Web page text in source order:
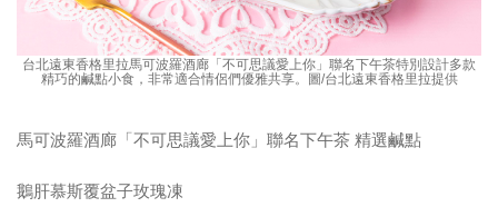
台北遠東香格里拉馬可波羅酒廊「不可思議愛上你」聯名下午茶特別設計多款
精巧的鹹點小食，非常適合情侶們優雅共享。圖/台北遠東香格里拉提供
馬可波羅酒廊「不可思議愛上你」聯名下午茶 精選鹹點
鵝肝慕斯覆盆子玫瑰凍